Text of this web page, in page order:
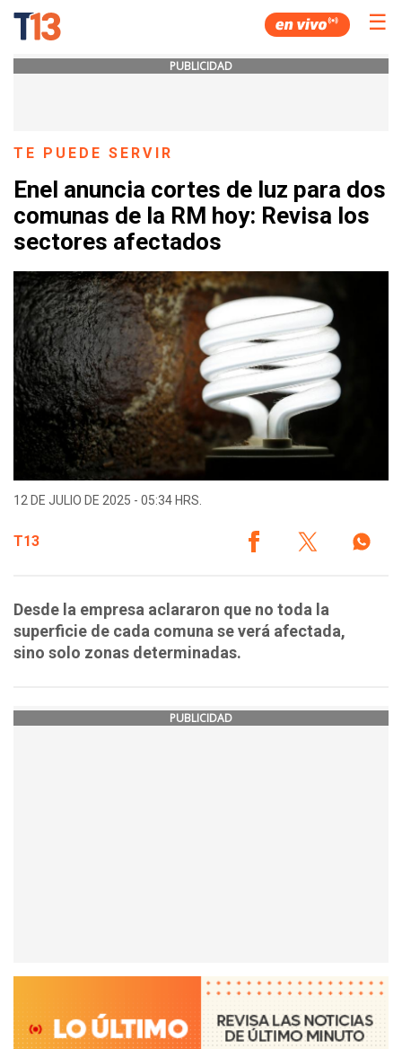
☰
PUBLICIDAD
TE PUEDE SERVIR
Enel anuncia cortes de luz para dos
comunas de la RM hoy: Revisa los
sectores afectados
12 DE JULIO DE 2025 - 05:34 HRS.
T13
Desde la empresa aclararon que no toda la
superficie de cada comuna se verá afectada,
sino solo zonas determinadas.
PUBLICIDAD